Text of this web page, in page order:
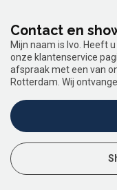
Contact en
Mijn naam is Ivo. Heeft
onze klantenservice
afspraak met een van
Rotterdam. Wij